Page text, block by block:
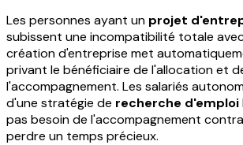
Les personnes ayant un projet
subissent une incompatibilité totale
création d'entreprise met
privant le bénéficiaire de l'allocation et
l'accompagnement. Les salariés
d'une stratégie de recherche d'emploi
pas besoin de l'accompagnement
perdre un temps précieux.